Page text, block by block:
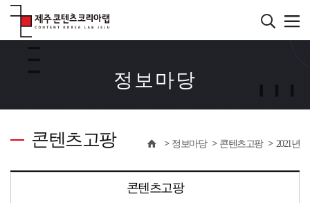
본
문
서브컨텐츠
정보마당
콘텐츠고팡 정보마당 콘텐츠고팡 2021년
콘텐츠고팡